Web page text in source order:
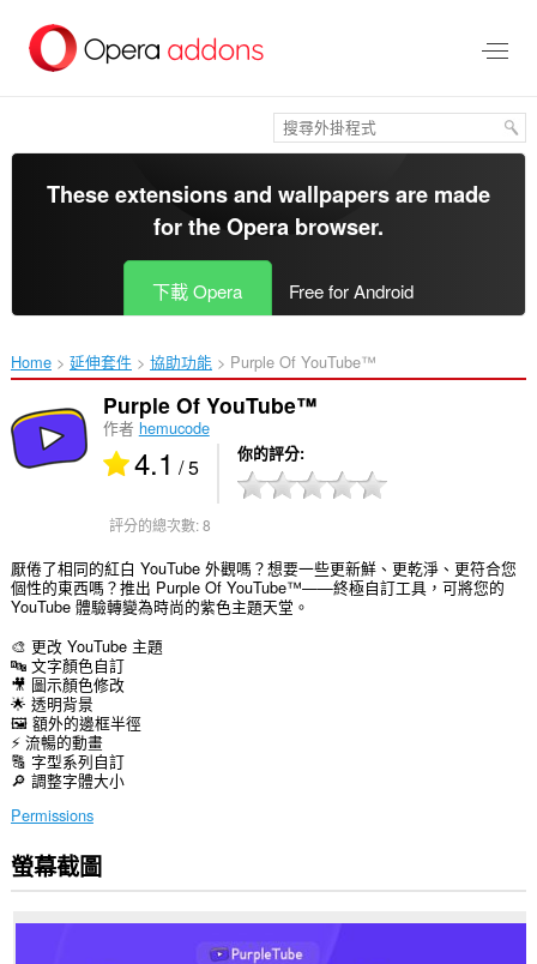
區
These extensions and wallpapers are made
for theOpera browser.
下載 Opera Free for Android
Home 延伸套件 協助功能 Purple Of YouTube™‎
Purple Of YouTube™
作者 hemucode
4.1 / 5 你的評分
評分的總次數:8
厭倦了相同的紅白 YouTube 外觀嗎？想要一些更新鮮、更乾淨、更符合您
個性的東西嗎？推出 Purple Of YouTube™——終極自訂工具，可將您的
YouTube 體驗轉變為時尚的紫色主題天堂。
🎨 更改 YouTube 主題
🔤 文字顏色自訂
🎥 圖示顏色修改
🌟 透明背景
🖼️ 額外的邊框半徑
⚡ 流暢的動畫
🔠 字型系列自訂
🔎 調整字體大小
Permissions
這
個
伸
螢幕截圖